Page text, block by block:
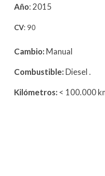
Año: 2015
CV: 90
Cambio: Manual
Combustible: Diesel.
Kilómetros: < 100.000